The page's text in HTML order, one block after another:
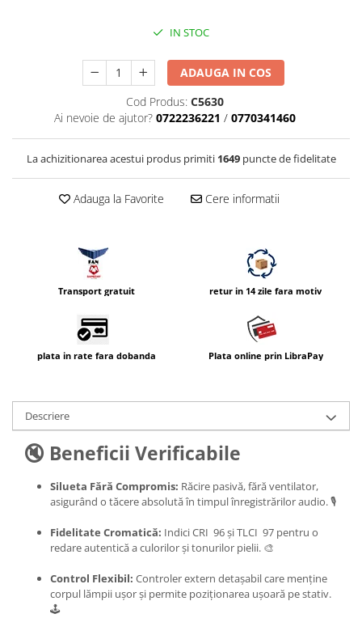
IN STOC
ADAUGA IN COS
Cod Produs: C5630
Ai nevoie de ajutor? 0722236221 / 0770341460
La achizitionarea acestui produs primiti 1649puncte de fidelitate
Adauga la Favorite Cere informatii
Transport gratuit retur in 14 zile fara motiv
plata in rate fara dobanda Plata online prin LibraPay
Descriere
🔇 Beneficii Verificabile
Silueta Fără Compromis: Răcire pasivă, fără ventilator,
asigurând o tăcere absolută în timpul înregistrărilor audio. 🎙️
Fidelitate Cromatică: Indici CRI 96 și TLCI 97 pentru o
redare autentică a culorilor și tonurilor pielii. 🎨
Control Flexibil: Controler extern detașabil care menține
corpul lămpii ușor și permite poziționarea ușoară pe stativ.
🕹️